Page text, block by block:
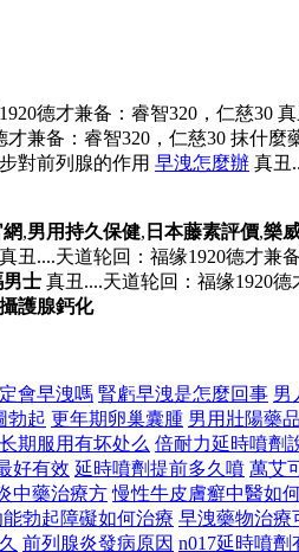
德才兼备：睿智320，仁慈30
兼备：睿智320，仁慈30 抹什
對前列腺的作用 早洩怎麼辦 真丑
,男用持久保健, 日本藤素評價,樂
....天道轮回：福缘1920德才兼
士 真丑....天道轮回：福缘1920
攝護腺鈣化
會早洩嗎 腎虧早洩是怎麼回事 男
勃起 更年期卵巢囊腫 男用壯陽藥
期服用有坏处么 倍耐力延時噴劑
好有效 延時噴劑提前多久噴 萬艾
中藥治療方 慢性牛皮膚癬中醫如
勃起障礙如何治療 早洩藥物治療
前列腺炎發病原因 n017延時噴劑